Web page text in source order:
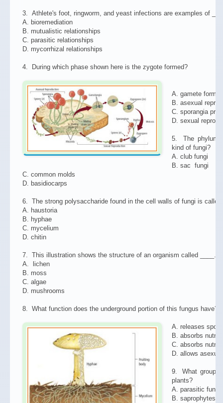
3. Athlete's foot, ringworm, and yeast infections are examples of
A. bioremediation
B. mutualistic relationships
C. parasitic relationships
D. mycorrhizal relationships
4. During which phase shown here is the zygote formed?
A. gamete
B. asexual
C. sporangia
D. sexual
5. The phylum
kind of fungi?
A. club fungi
B. sac fungi
C. common molds
D. basidiocarps
6. The strong polysaccharide found in the cell walls of fungi is called
A. haustoria
B. hyphae
C. mycelium
D. chitin
7. This illustration shows the structure of an organism called ____.
A. lichen
B. moss
C. algae
D. mushrooms
8. What function does the underground portion of this fungus have?
A. releases
B. absorbs
C. absorbs
D. allows
9. What group
plants?
A. parasitic fungi
B. saprophytes